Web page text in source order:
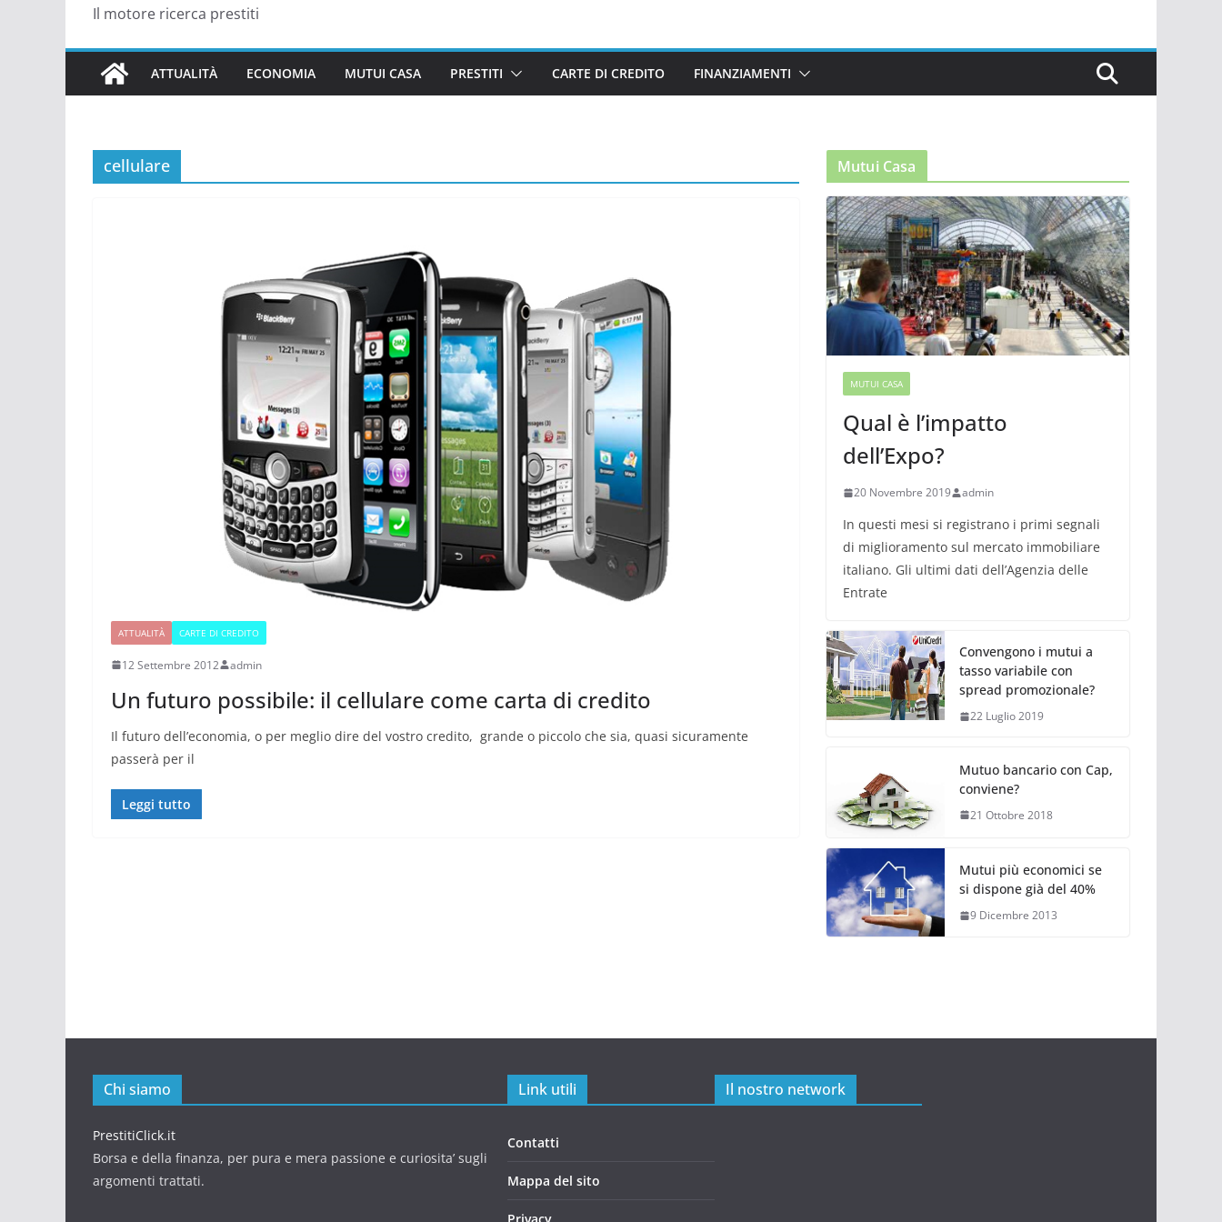
Il motore ricerca prestiti
ATTUALITÀ ECONOMIA MUTUI CASA PRESTITI CARTE DI CREDITO FINANZIAMENTI
cellulare
ATTUALITÀ CARTE DI CREDITO
12 Settembre 2012 admin
Un futuro possibile: il cellulare come carta di credito
Il futuro dell’economia, o per meglio dire del vostro credito, grande o piccolo che sia, quasi sicuramente
passerà per il
Leggi tutto
Mutui Casa
MUTUI CASA
Qual è l’impatto
dell’Expo?
20 Novembre 2019 admin
In questi mesi si registrano i primi segnali
di miglioramento sul mercato immobiliare
italiano. Gli ultimi dati dell’Agenzia delle
Entrate
Convengono i mutui a
tasso variabile con
spread promozionale?
22 Luglio 2019
Mutuo bancario con Cap,
conviene?
21 Ottobre 2018
Mutui più economici se
si dispone già del 40%
9 Dicembre 2013
Chi siamo
PrestitiClick.it
Borsa e della finanza, per pura e mera passione e curiosita’ sugli
argomenti trattati.
Link utili
Contatti
Mappa del sito
Il nostro network